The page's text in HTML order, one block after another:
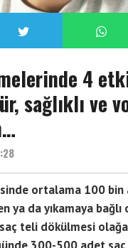
4
sağlıklı ve
ortalama 100
ya da yıkamaya
teli dökülmesi